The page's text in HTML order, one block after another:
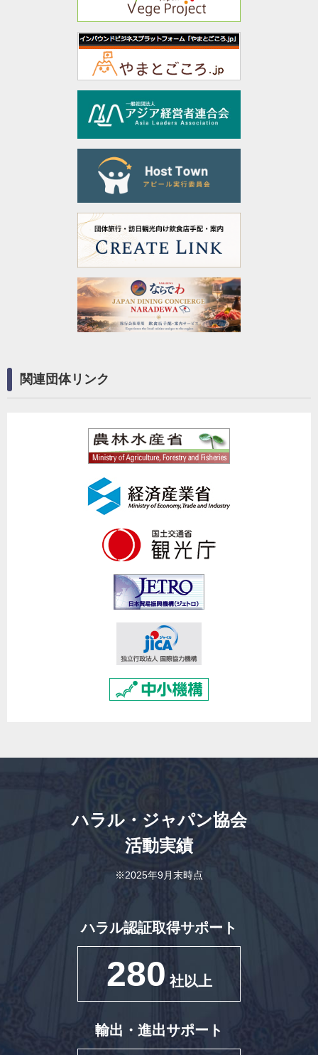
関連団体リンク
ハラル・ジャパン協会
活動実績
※2025年9月末時点
ハラル認証取得サポート
280 社以上
輸出・進出サポート